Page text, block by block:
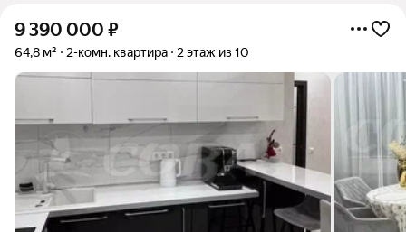
9 390 000 ₽
64,8 м² 2-комн. квартира 2 этаж из 10